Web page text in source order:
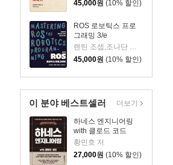
45,000원 (10% 할인)
ROS 로보틱스 프로
그래밍 3/e
45,000원 (10% 할인)
이 분야 베스트셀러
하네스 엔지니어링
with 클로드 코드
황민호 저
27,000원 (10% 할인)
더보기